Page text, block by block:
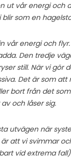
ut vår energi och
som en
vår energi och
Den tredje
still. När vi gör
Det är som
bort från det
och låser sig.
utvägen när
att vi svimmar
vid extrema fall)